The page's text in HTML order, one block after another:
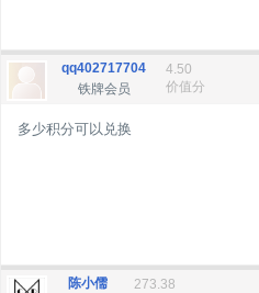
qq402717704
铁牌会员
4.50
价值分
多少积分可以兑换
陈小儒
273.38